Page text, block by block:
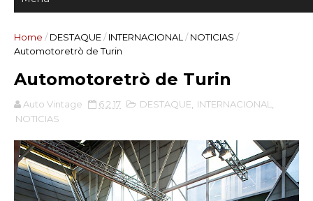
Home / DESTAQUE/ INTERNACIONAL / NOTICIAS /
Automotoretrò de Turin
Automotoretrò de Turin
Auto Vintage 6.2.17 DESTAQUE INTERNACIONAL
NOTICIAS